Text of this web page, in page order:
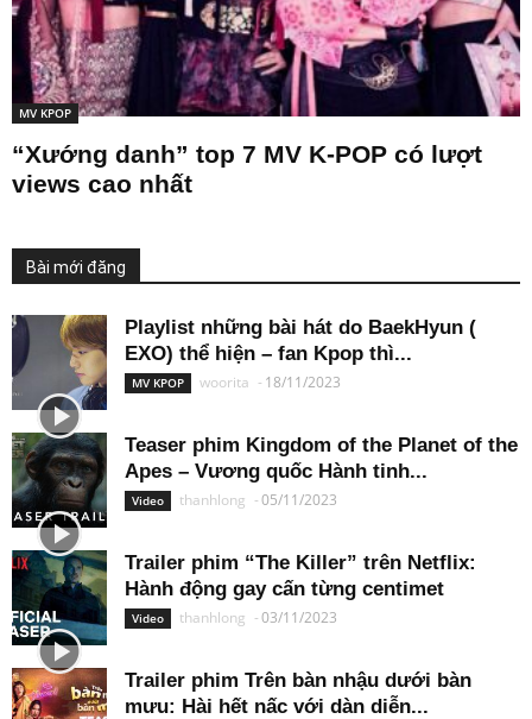
MV KPOP
“Xướng danh” top 7 MV K-POP có lượt
views cao nhất
Bài mới đăng
Playlist những bài hát do BaekHyun (
EXO) thể hiện – fan Kpop thì...
MV KPOP woorita - 18/11/2023
Teaser phim Kingdom of the Planet of the
Apes – Vương quốc Hành tinh...
Video thanhlong -05/11/2023
Trailer phim “The Killer” trên Netflix:
Hành động gay cấn từng centimet
Video thanhlong -03/11/2023
Trailer phim Trên bàn nhậu dưới bàn
mưu: Hài hết nấc với dàn diễn...